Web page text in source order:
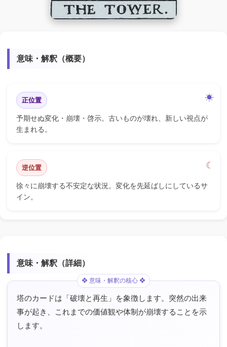
意味・解釈（概要）
正位置
予期せぬ変化・崩壊・啓示。古いものが壊れ、新しい視点が
生まれる。
逆位置
徐々に崩壊する不安定な状況。変化を先延ばしにしているサ
イン。
意味・解釈（詳細）
塔のカードは「破壊と再生」を象徴します。突然の出来
事が起き、これまでの価値観や体制が崩壊することを示
します。